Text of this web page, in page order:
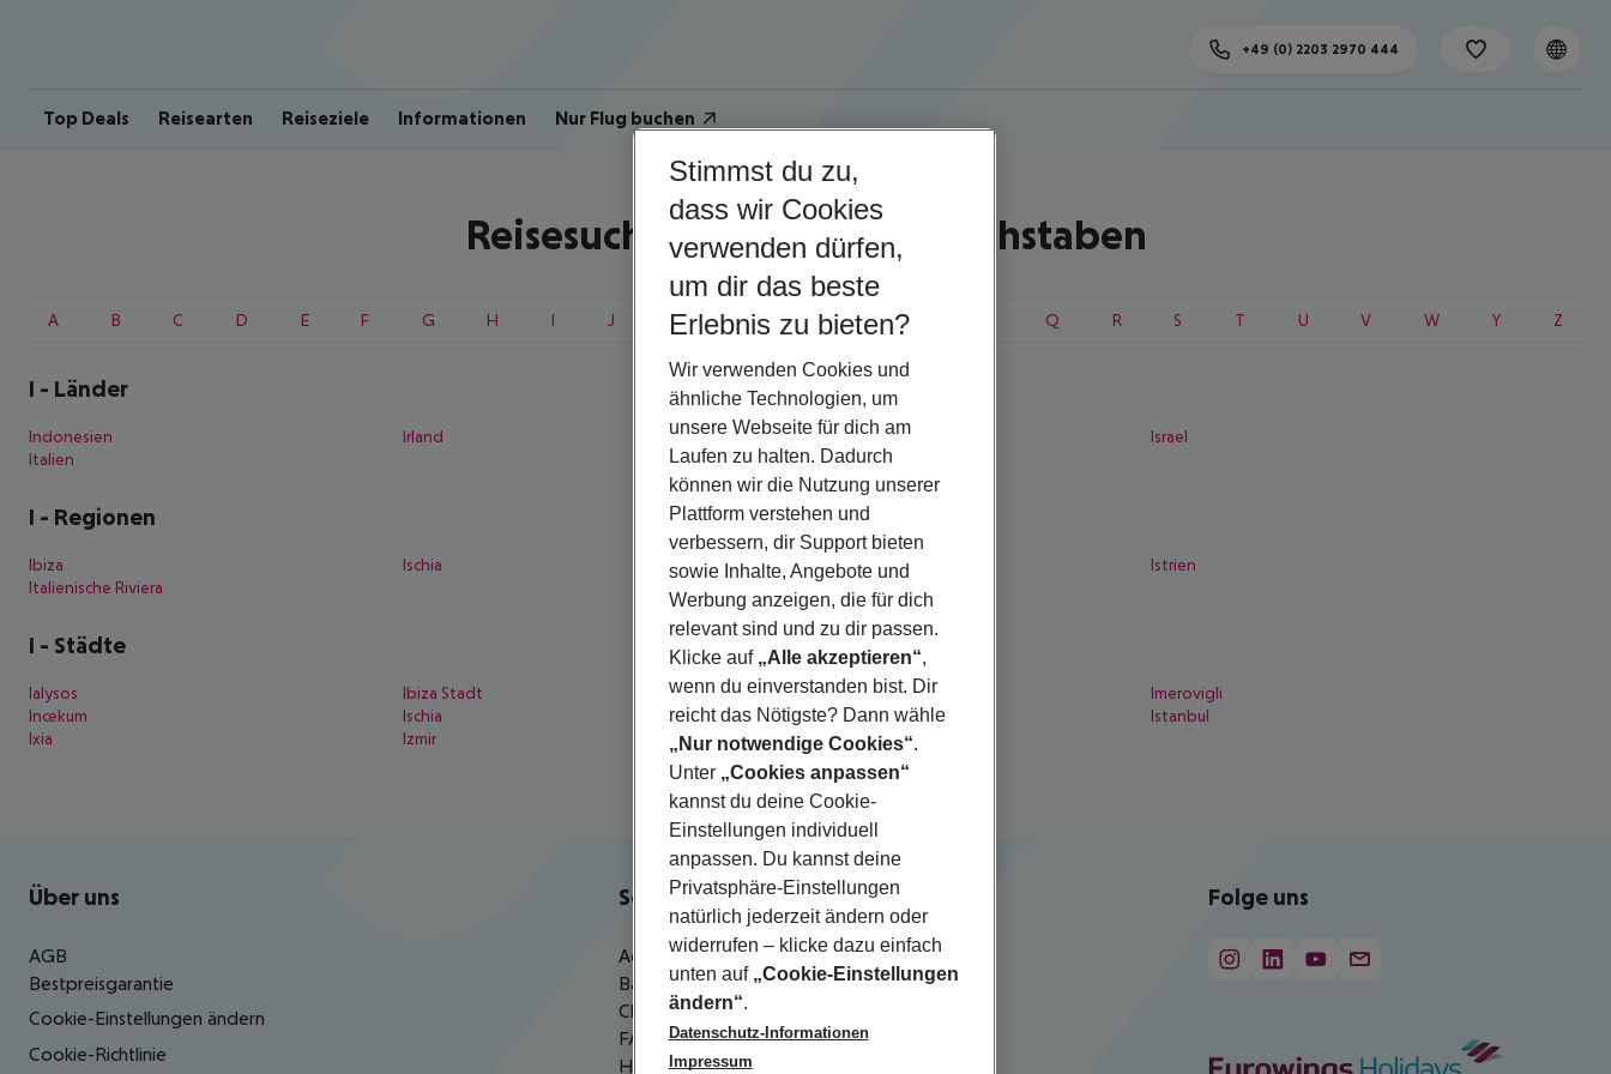
Top Deals Reisearten Reiseziele Informationen Nur Flug buchen
+49 (0) 2203 2970 444
Reisesuche nach Anfangsbuchstaben
A B C D E F G H I J K L M N Q R S T U V W Y Z
I - Länder
Indonesien Irland Island
Israel
Italien
I - Regionen
Ibiza Ischia Isla Mujeres
Istrien
Italienische Riviera
I - Städte
Ialysos Ibiza Stadt Illetas
Imerovigli
Incekum
Ischia Islantilla
Istanbul
Ixia
Izmir
Footer navigation
Über uns
AGB
Bestpreisgarantie
Cookie-Einstellungen ändern
Cookie-Richtlinie
Service & Hilfe
Agenturbetreuung
Barrierefreies Reisen
Check-in
FAQ
HanseMerkur Reiseversicherung
Folge uns
Stimmst du zu,
dass wir Cookies
verwenden dürfen,
um dir das beste
Erlebnis zu bieten?
Wir verwenden Cookies und
ähnliche Technologien, um
unsere Webseite für dich am
Laufen zu halten. Dadurch
können wir die Nutzung unserer
Plattform verstehen und
verbessern, dir Support bieten
sowie Inhalte, Angebote und
Werbung anzeigen, die für dich
relevant sind und zu dir passen.
Klicke auf „Alle akzeptieren“,
wenn du einverstanden bist. Dir
reicht das Nötigste? Dann wähle
„Nur notwendige Cookies“.
Unter „Cookies anpassen“
kannst du deine Cookie-
Einstellungen individuell
anpassen. Du kannst deine
Privatsphäre-Einstellungen
natürlich jederzeit ändern oder
widerrufen – klicke dazu einfach
unten auf „Cookie-Einstellungen
ändern“.
Datenschutz-Informationen
Impressum